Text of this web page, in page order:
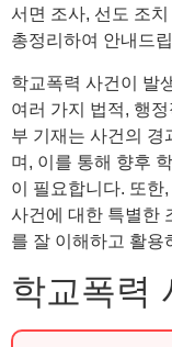
서면 조사, 선도 조
총정리하여 안내드
학교폭력 사건이 발
여러 가지 법적, 행
부 기재는 사건의 경
며, 이를 통해 향후
이 필요합니다. 또한
사건에 대한 특별한
를 잘 이해하고 활용
학교폭력